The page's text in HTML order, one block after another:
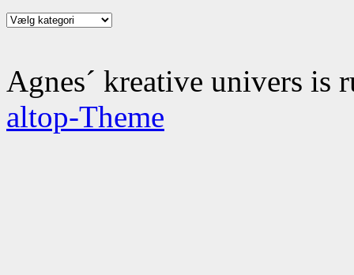
Kategorier
Agnes´ kreative univers
altop-Theme